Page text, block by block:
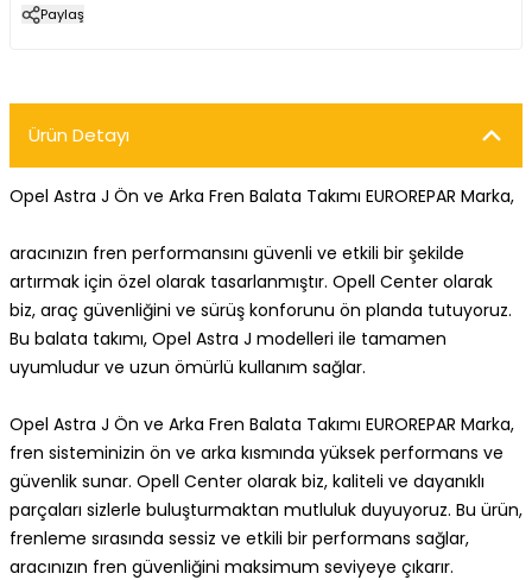
Paylaş
Ürün Detayı
Opel Astra J Ön ve Arka Fren Balata Takımı EUROREPAR Marka,
aracınızın fren performansını güvenli ve etkili bir şekilde
artırmak için özel olarak tasarlanmıştır. Opell Center olarak
biz, araç güvenliğini ve sürüş konforunu ön planda tutuyoruz.
Bu balata takımı, Opel Astra J modelleri ile tamamen
uyumludur ve uzun ömürlü kullanım sağlar.
Opel Astra J Ön ve Arka Fren Balata Takımı EUROREPAR Marka,
fren sisteminizin ön ve arka kısmında yüksek performans ve
güvenlik sunar. Opell Center olarak biz, kaliteli ve dayanıklı
parçaları sizlerle buluşturmaktan mutluluk duyuyoruz. Bu ürün,
frenleme sırasında sessiz ve etkili bir performans sağlar,
aracınızın fren güvenliğini maksimum seviyeye çıkarır.